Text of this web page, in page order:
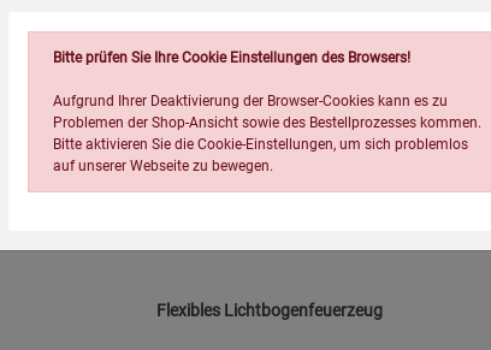
entfernen, um eine saubere Verbrennung zu gewährleisten.
wird.
Flexibles Lichtbogenfeuerzeug
Bitte prüfen Sie Ihre Cookie Einstellungen des Browsers!
Aufgrund Ihrer Deaktivierung der Browser-Cookies kann es zu
Problemen der Shop-Ansicht sowie des Bestellprozesses kommen.
Bitte aktivieren Sie die Cookie-Einstellungen, um sich problemlos
auf unserer Webseite zu bewegen.